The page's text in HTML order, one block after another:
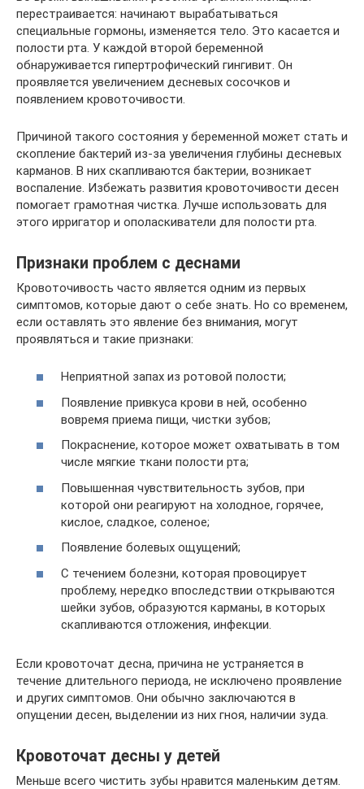
перестраивается: начинают вырабатываться
специальные гормоны, изменяется тело. Это касается и
полости рта. У каждой второй беременной
обнаруживается гипертрофический гингивит. Он
проявляется увеличением десневых сосочков и
появлением кровоточивости.
Причиной такого состояния у беременной может стать и
скопление бактерий из-за увеличения глубины десневых
карманов. В них скапливаются бактерии, возникает
воспаление. Избежать развития кровоточивости десен
помогает грамотная чистка. Лучше использовать для
этого ирригатор и ополаскиватели для полости рта.
Признаки проблем с деснами
Кровоточивость часто является одним из первых
симптомов, которые дают о себе знать. Но со временем,
если оставлять это явление без внимания, могут
проявляться и такие признаки:
Неприятной запах из ротовой полости;
Появление привкуса крови в ней, особенно
вовремя приема пищи, чистки зубов;
Покраснение, которое может охватывать в том
числе мягкие ткани полости рта;
Повышенная чувствительность зубов, при
которой они реагируют на холодное, горячее,
кислое, сладкое, соленое;
Появление болевых ощущений;
С течением болезни, которая провоцирует
проблему, нередко впоследствии открываются
шейки зубов, образуются карманы, в которых
скапливаются отложения, инфекции.
Если кровоточат десна, причина не устраняется в
течение длительного периода, не исключено проявление
и других симптомов. Они обычно заключаются в
опущении десен, выделении из них гноя, наличии зуда.
Кровоточат десны у детей
Меньше всего чистить зубы нравится маленьким детям.